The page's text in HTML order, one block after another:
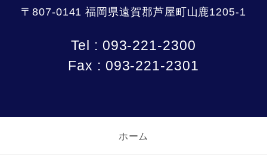
〒807-0141 福岡県遠賀郡芦屋町山鹿1205-1
Tel : 093-221-2300
Fax : 093-221-2301
ホーム